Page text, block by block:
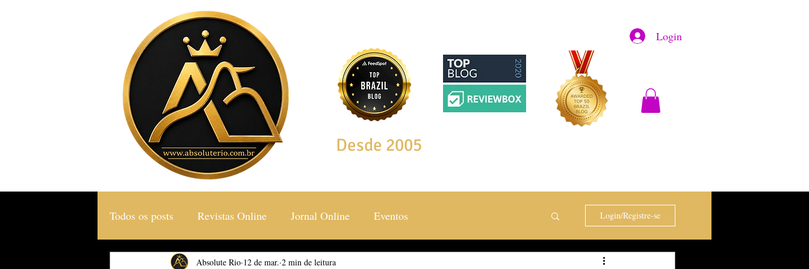
Login
Desde 2005
Todos os posts Revistas Online Jornal Online Eventos
Gastronomia & Turismo Social & Estilos
Login/Registre-se
Absolute Rio 12 de mar. 2 min de leitura